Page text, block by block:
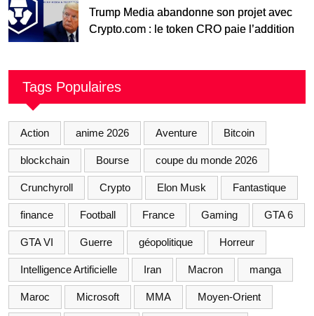
Trump Media abandonne son projet avec
Crypto.com : le token CRO paie l’addition
Tags Populaires
Action anime 2026 Aventure Bitcoin
blockchain Bourse coupe du monde 2026
Crunchyroll Crypto Elon Musk Fantastique
finance Football France Gaming GTA 6
GTA VI Guerre géopolitique Horreur
Intelligence Artificielle Iran Macron manga
Maroc Microsoft MMA Moyen-Orient